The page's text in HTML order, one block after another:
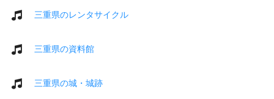
三重県のレンタサイクル
三重県の資料館
三重県の城・城跡